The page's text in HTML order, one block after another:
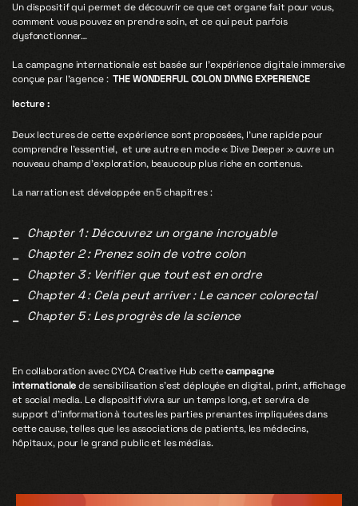
Un dispositif qui permet de découvrir ce que cet organe fait pour vous,
comment vous pouvez en prendre soin, et ce qui peut parfois
dysfonctionner…
La campagne internationale est basée sur l’expérience digitale immersive
conçue par l’agence :THE WONDERFUL COLON DIVING EXPERIENCE
lecture :
Deux lectures de cette expérience sont proposées, l’une rapide pour
comprendre l’essentiel, et une autre en mode « Dive Deeper » ouvre un
nouveau champ d’exploration, beaucoup plus riche en contenus.
La narration est développée en 5 chapitres :
Chapter 1 : Découvrez un organe incroyable
Chapter 2 : Prenez soin de votre colon
Chapter 3 : Verifier que tout est en ordre
Chapter 4 : Cela peut arriver : Le cancer colorectal
Chapter 5 : Les progrès de la science
En collaboration avec CYCA Creative Hub cettecampagne
internationalede sensibilisation s’est déployée en digital, print, affichage
et social media. Le dispositif vivra sur un temps long, et servira de
support d’information à toutes les parties prenantes impliquées dans
cette cause, telles que les associations de patients, les médecins,
hôpitaux, pour le grand public et les médias.